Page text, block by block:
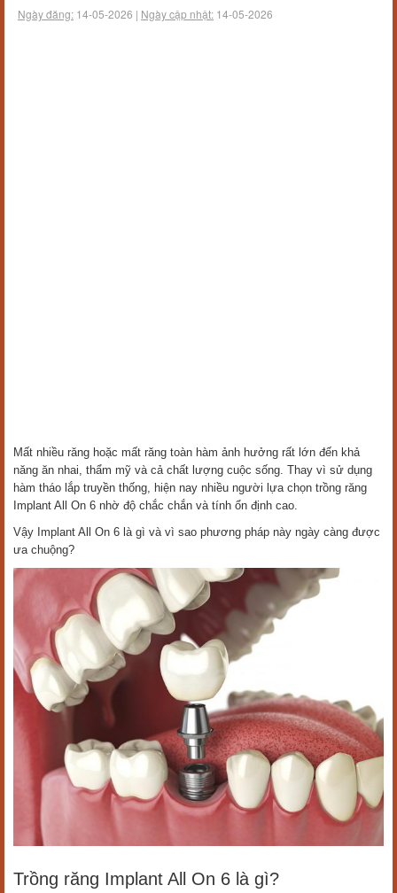
Ngày đăng: 14-05-2026 | Ngày cập nhật: 14-05-2026
Mất nhiều răng hoặc mất răng toàn hàm ảnh hưởng rất lớn đến khả
năng ăn nhai, thẩm mỹ và cả chất lượng cuộc sống. Thay vì sử dụng
hàm tháo lắp truyền thống, hiện nay nhiều người lựa chọn trồng răng
Implant All On 6 nhờ độ chắc chắn và tính ổn định cao.
Vậy Implant All On 6 là gì và vì sao phương pháp này ngày càng được
ưa chuộng?
Trồng răng Implant All On 6 là gì?